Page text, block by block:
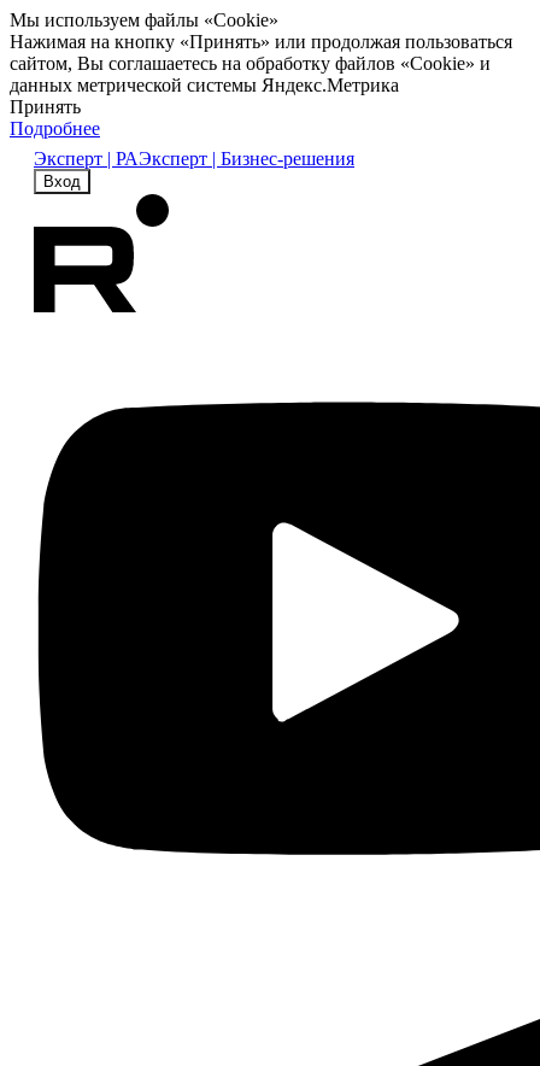
Мы используем файлы «Cookie»
Нажимая на кнопку «Принять» или продолжая пользоваться
сайтом, Вы соглашаетесь на обработку файлов «Cookie» и
данных метрической системы Яндекс.Метрика
Принять
Подробнее
Эксперт | РАЭксперт | Бизнес-решения
Вход